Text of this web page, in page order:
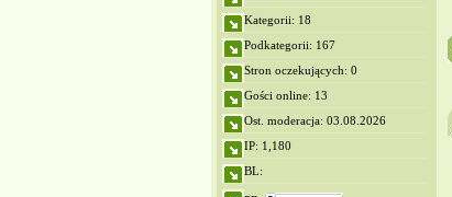
Kategorii: 18
Podkategorii: 167
Stron oczekujących: 0
Gości online: 13
Ost. moderacja: 03.08.2026
IP: 1,180
BL: